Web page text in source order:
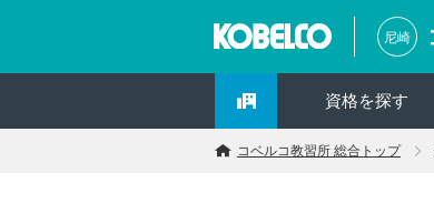
尼崎
資格を探す
コベルコ教習所 総合トップ